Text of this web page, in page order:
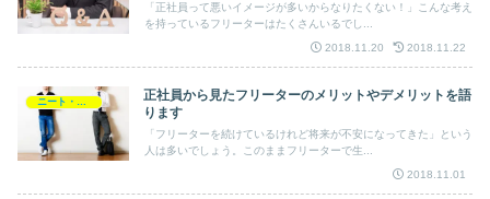
「正社員って悪いイメージが多いからなりたくない！」こんな考え
を持っているフリーターはたくさんいるでし...
2018.11.20
2018.11.22
正社員から見たフリーターのメリットやデメリットを語
ります
「フリーターを続けているけれど将来が不安になってきた」という
人は多いでしょう。このままフリーターで生...
2018.11.01